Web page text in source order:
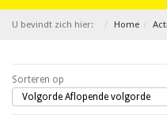
U bevindt zich hier: Home
Sorteren op
Volgorde Aflopende volgorde